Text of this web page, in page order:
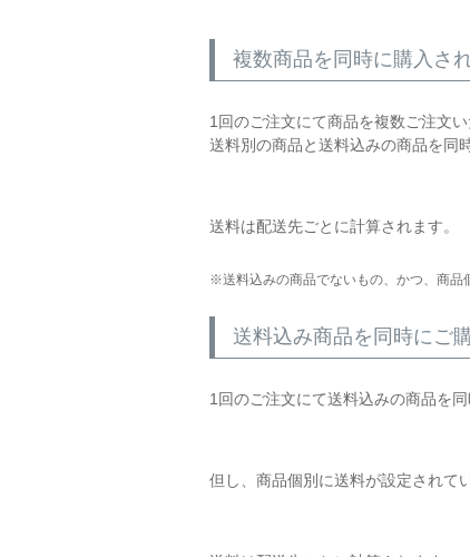
複数商品を同時に購入さ
1回のご注文にて商品を複数ご注文
送料別の商品と送料込みの商品を同
送料は配送先ごとに計算されます。
送料込みの商品でないもの、かつ、商品
送料込み商品を同時にご
1回のご注文にて送料込みの商品を
但し、商品個別に送料が設定されて